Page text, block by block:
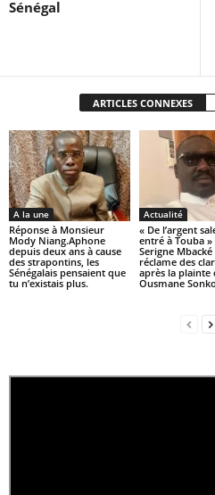
Sénégal
ARTICLES CONNEXES
A la une
Réponse à Monsieur
Mody Niang.Aphone
depuis deux ans à cause
des strapontins, les
Sénégalais pensaient que
tu n’existais plus.
Actualité
« De l’argent
entré à Touba »
Serigne
réclame des
après la plainte
Ousmane